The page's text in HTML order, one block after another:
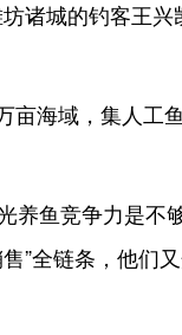
诸城的钓客王
亩海域，集人工
养鱼竞争力是不
”全链条，他们